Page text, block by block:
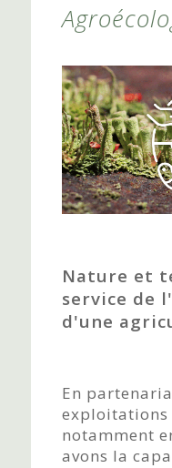
Nature et
service de
d'une
En
exploitations
notamment
avons la